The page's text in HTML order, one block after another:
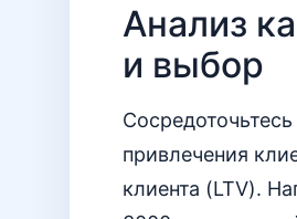
Анализ
и выбор
привлечения
клиента (LTV).